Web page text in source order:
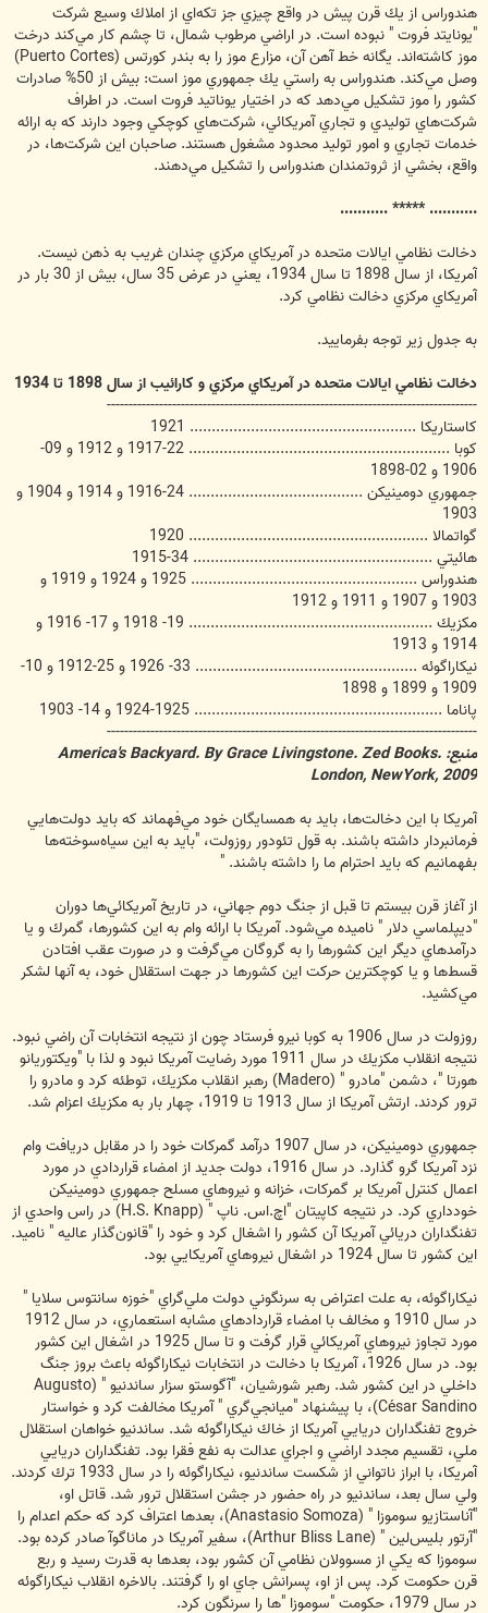
هندوراس از يك قرن پيش در واقع چيزي جز تكه‌اي از املاك وسيع شركت
"يونايتد فروت " نبوده است. در اراضي مرطوب شمال، تا چشم كار مي‌كند درخت
موز كاشته‌اند. يگانه خط آهن آن، مزارع موز را به بندر كورتس (Puerto Cortes)
وصل مي‌كند. هندوراس به راستي يك جمهوري موز است: بيش از 50% صادرات
كشور را موز تشكيل مي‌دهد كه در اختيار يوناتيد فروت است. در اطراف
شركت‌هاي توليدي و تجاري آمريكائي، شركت‌هاي كوچكي وجود دارند كه به ارائه
خدمات تجاري و امور توليد محدود مشغول هستند. صاحبان اين شركت‌‌ها، در
واقع، بخشي از ثروتمندان هندوراس را تشكيل مي‌دهند.
........... ***** ...........
دخالت نظامي ايالات متحده در آمريكاي مركزي چندان غريب به ذهن نيست.
آمريكا، از سال 1898 تا سال 1934، يعني در عرض 35 سال، بيش از 30 بار در
آمريكاي مركزي دخالت نظامي كرد.
به جدول زير توجه بفرماييد.
دخالت نظامي ايالات متحده در آمريكاي مركزي و كارائيب از سال 1898 تا 1934
-------------------------------------------------------------------------------------
كاستاريكا .................................................... 1921
كوبا ............................................................ 22-1917 و 1912 و 09-
1906 و 02-1898
جمهوري دومينيكن ........................................ 24-1916 و 1914 و 1904 و
1903
گواتمالا ....................................................... 1920
هائيتي ....................................................... 34-1915
هندوراس .................................................... 1925 و 1924 و 1919 و
1903 و 1907 و 1911 و 1912
مكزيك ........................................................ 19- 1918 و 17- 1916 و
1914 و 1913
نيكاراگوئه ................................................... 33- 1926 و 25-1912 و 10-
1909 و 1899 و 1898
پاناما ......................................................... 1925-1924 و 14- 1903
-------------------------------------------------------------------------------------
منبع: America's Backyard. By Grace Livingstone. Zed Books.
London, NewYork, 2009
آمريكا با اين دخالت‌ها، بايد به همسايگان خود مي‌فهماند كه بايد دولت‌هايي
فرمانبردار داشته باشند. به قول تئودور روزولت، "بايد به اين سياه‌سوخته‌ها
بفهمانيم كه بايد احترام ما را داشته باشند. "
از آغاز قرن بيستم تا قبل از جنگ دوم جهاني، در تاريخ آمريكائي‌ها دوران
"ديپلماسي دلار " ناميده مي‌شود. آمريكا با ارائه وام به اين كشورها، گمرك و يا
درآمدهاي ديگر اين كشورها را به گروگان مي‌گرفت و در صورت عقب افتادن
قسط‌ها و يا كوچكترين حركت اين كشورها در جهت استقلال خود، به آنها لشكر
مي‌كشيد.
روزولت در سال 1906 به كوبا نيرو فرستاد چون از نتيجه انتخابات آن راضي نبود.
نتيجه انقلاب مكزيك در سال 1911 مورد رضايت آمريكا نبود و لذا با "ويكتوريانو
هورتا "، دشمن "مادرو " (Madero) رهبر انقلاب مكزيك، توطئه كرد و مادرو را
ترور كردند. ارتش آمريكا از سال 1913 تا 1919، چهار‌ بار به مكزيك اعزام شد.
جمهوري دومينيكن، در سال 1907 درآمد گمركات خود را در مقابل دريافت وام
نزد آمريكا گرو گذارد. در سال 1916، دولت جديد از امضاء قراردادي در مورد
اعمال كنترل آمريكا بر گمركات، خزانه و نيروهاي مسلح جمهوري دومينيكن
خودداري كرد. در نتيجه كاپيتان "اچ.اس. ناپ " (H.S. Knapp) در راس واحدي از
تفنگداران دريائي آمريكا آن كشور را اشغال كرد و خود را "قانون‌گذار عاليه " ناميد.
اين كشور تا سال 1924 در اشغال نيروهاي آمريكايي بود.
نيكاراگوئه، به علت اعتراض به سرنگوني دولت ملي‌گراي "خوزه سانتوس سلايا "
در سال 1910 و مخالف با امضاء قراردادهاي مشابه استعماري، در سال 1912
مورد تجاوز نيروهاي آمريكائي قرار گرفت و تا سال 1925 در اشغال اين كشور
بود. در سال 1926، آمريكا با دخالت در انتخابات نيكاراگوئه باعث بروز جنگ
داخلي در اين كشور شد. رهبر شورشيان، "آگوستو سزار ساندنيو " (Augusto
César Sandino)، با پيشنهاد "ميانجي‌گري " آمريكا مخالفت كرد و خواستار
خروج تفنگداران دريايي آمريكا از خاك نيكاراگوئه شد. ساندنيو خواهان استقلال
ملي، تقسيم مجدد اراضي و اجراي عدالت به نفع فقرا بود. تفنگداران دريايي
آمريكا، با ابراز ناتواني از شكست ساندنيو، نيكاراگوئه را در سال 1933 ترك كردند.
ولي سال بعد، ساندنيو در راه حضور در جشن استقلال ترور شد. قاتل او،
"آناستازيو سوموزا " (Anastasio Somoza)، بعدها اعتراف كرد كه حكم اعدام را
"آرتور بليس‌لين " (Arthur Bliss Lane)، سفير آمريكا در ماناگوآ صادر كرده بود.
سوموزا كه يكي از مسوولان نظامي آن كشور بود، بعدها به قدرت رسيد و ربع
قرن حكومت كرد. پس از او، پسرانش جاي او را گرفتند. بالاخره انقلاب نيكاراگوئه
در سال 1979، حكومت "سوموزا "ها را سرنگون كرد.